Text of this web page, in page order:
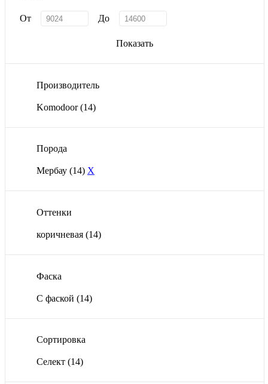
От До
Показать
Производитель
Komodoor(14)
Порода
Мербау (14) X
Оттенки
коричневая (14)
Фаска
С фаской (14)
Сортировка
Селект (14)